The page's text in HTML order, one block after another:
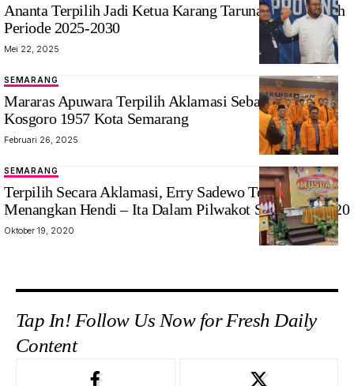
Ananta Terpilih Jadi Ketua Karang Taruna Jawa Tengah
Periode 2025-2030
Mei 22, 2025
SEMARANG
Mararas Apuwara Terpilih Aklamasi Sebagai Ketua
Kosgoro 1957 Kota Semarang
Februari 26, 2025
SEMARANG
Terpilih Secara Aklamasi, Erry Sadewo Tegaskan Siap
Menangkan Hendi – Ita Dalam Pilwakot Semarang 2020
Oktober 19, 2020
Tap In! Follow Us Now for Fresh Daily
Content